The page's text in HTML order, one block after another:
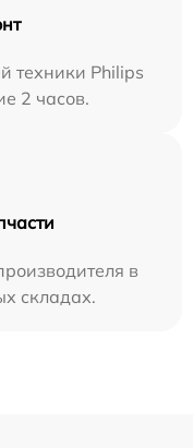
техники Philips
2 часов.
в
складах.